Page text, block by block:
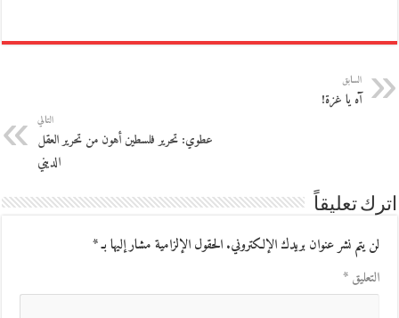
السابق
آه يا غزة!
التالي
عطوي: تحرير فلسطين أهون من تحرير العقل
الديني
اترك تعليقاً
لن يتم نشر عنوان بريدك الإلكتروني.الحقول الإلزامية مشار إليها بـ*
التعليق*